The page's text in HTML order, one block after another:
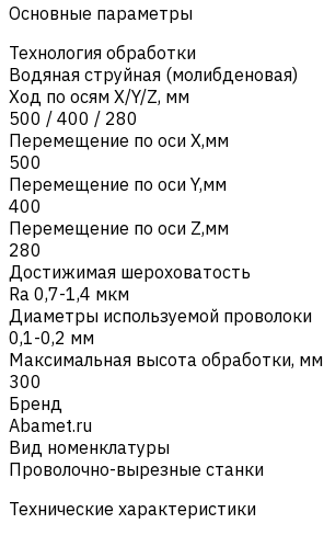
Основные параметры
Технология обработки
Водяная струйная (молибденовая)
Ход по осям X/Y/Z, мм
500 / 400 / 280
Перемещение по оси X,мм
500
Перемещение по оси Y,мм
400
Перемещение по оси Z,мм
280
Достижимая шероховатость
Ra 0,7-1,4 мкм
Диаметры используемой проволоки
0,1-0,2 мм
Максимальная высота обработки, мм
300
Бренд
Abamet.ru
Вид номенклатуры
Проволочно-вырезные станки
Технические характеристики